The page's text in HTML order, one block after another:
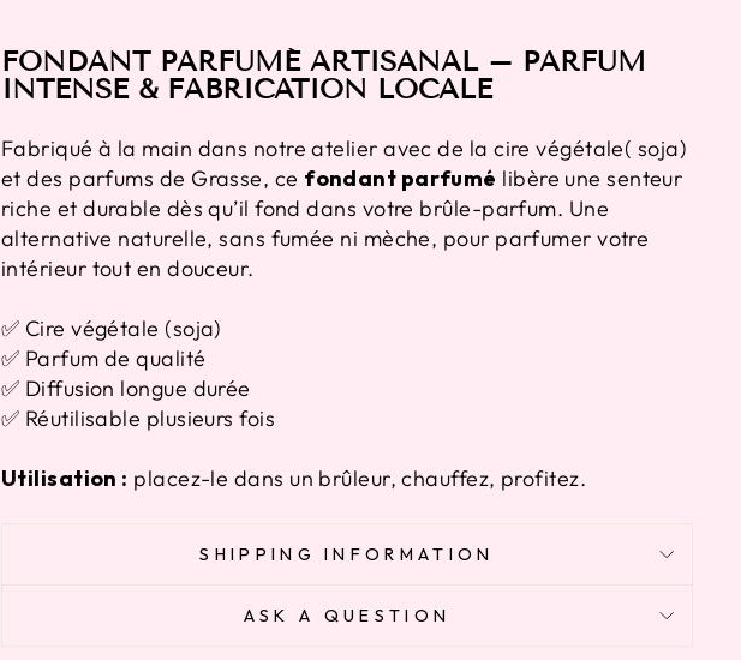
FONDANT PARFUMÉ ARTISANAL – PARFUM
INTENSE & FABRICATION LOCALE
Fabriqué à la main dans notre atelier avec de la cire végétale( soja)
et des parfums de Grasse, ce fondant parfumé libère une senteur
riche et durable dès qu’il fond dans votre brûle-parfum. Une
alternative naturelle, sans fumée ni mèche, pour parfumer votre
intérieur tout en douceur.
✅ Cire végétale (soja)
✅ Parfum de qualité
✅ Diffusion longue durée
✅ Réutilisable plusieurs fois
Utilisation : placez-le dans un brûleur, chauffez, profitez.
SHIPPING INFORMATION
ASK A QUESTION